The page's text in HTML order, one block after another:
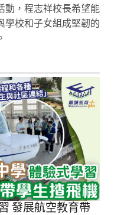
動，程志祥校長希望能
學校和子女組成堅韌的
發展航空教育帶